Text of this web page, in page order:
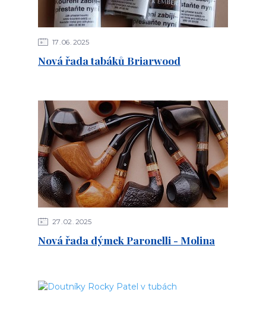
17 06 2025
Nová řada tabáků Briarwood
27 02 2025
Nová řada dýmek Paronelli - Molina